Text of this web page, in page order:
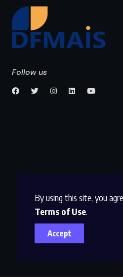
By using this site, you
Terms of Use.
Accept
Follow us